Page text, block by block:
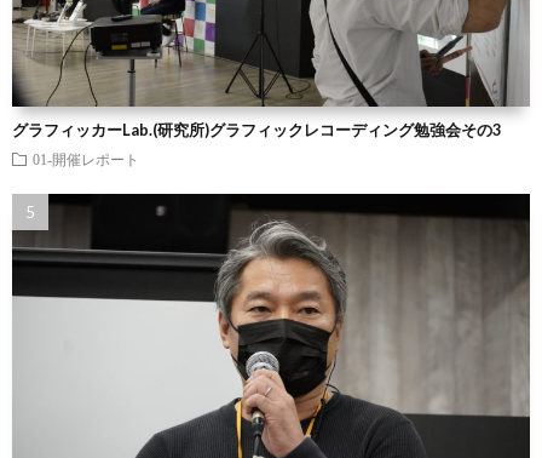
グラフィッカーLab.(研究所)グラフィックレコーディング勉強会その3
01-開催レポート